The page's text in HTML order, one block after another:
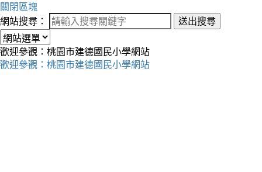
關閉區塊
網站搜尋：
送出搜尋
歡迎參觀：桃園市建德國民小學網站
歡迎參觀：桃園市建德國民小學網站